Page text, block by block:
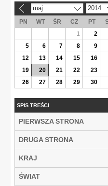
maj 2014
PN WT ŚR CZ PT
1
2
5
6 7 8 9
12
13 14 15 16
19
20 21 22 23
26
27 28 29 30
SPIS TREŚCI
PIERWSZA STRONA
DRUGA STRONA
KRAJ
ŚWIAT